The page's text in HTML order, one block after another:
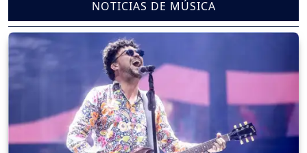
NOTICIAS DE MÚSICA